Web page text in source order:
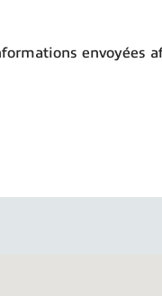
envoyées